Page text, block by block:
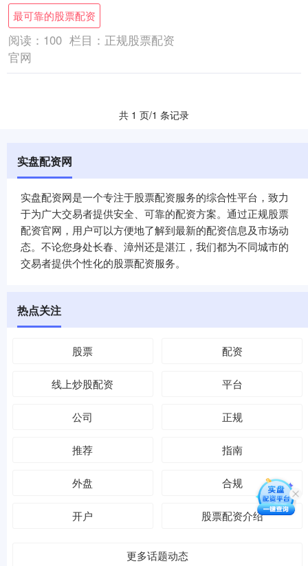
誉良....
最可靠的股票配资
阅读： 100 栏目： 正规股票配资
官网
共 1 页/1 条记录
实盘配资网
实盘配资网是一个专注于股票配资服务的综合性平台，致力
于为广大交易者提供安全、可靠的配资方案。通过正规股票
配资官网，用户可以方便地了解到最新的配资信息及市场动
态。不论您身处长春、漳州还是湛江，我们都为不同城市的
交易者提供个性化的股票配资服务。
热点关注
股票 配资
线上炒股配资 平台
公司 正规
推荐 指南
外盘 合规
开户 股票配资介绍
更多话题动态